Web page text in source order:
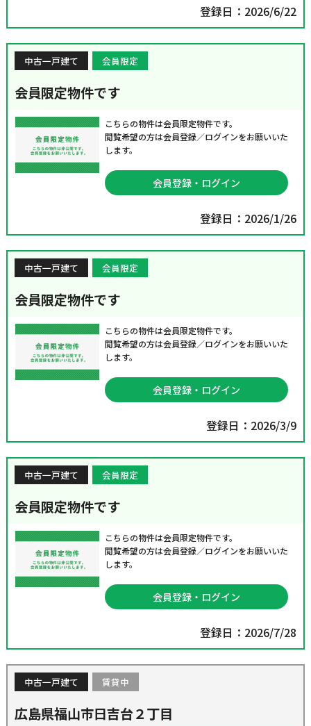
登録日：2026/6/22
中古一戸建て 会員限定
会員限定物件です
こちらの物件は会員限定物件です。
閲覧希望の方は会員登録／ログインをお願いいた
します。
会員登録・ログイン
登録日：2026/1/26
中古一戸建て 会員限定
会員限定物件です
こちらの物件は会員限定物件です。
閲覧希望の方は会員登録／ログインをお願いいた
します。
会員登録・ログイン
登録日：2026/3/9
中古一戸建て 会員限定
会員限定物件です
こちらの物件は会員限定物件です。
閲覧希望の方は会員登録／ログインをお願いいた
します。
会員登録・ログイン
登録日：2026/7/28
中古一戸建て 賃貸中
広島県福山市日吉台２丁目